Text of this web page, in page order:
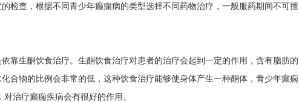
检查，根据不同青少年癫痫病的类型选择不同药物治疗，一般服药期间不可擅
靠生酮饮食治疗。生酮饮食治疗对患者的治疗会起到一定的作用，含有脂肪的
合物的比例会非常的低，这种饮食治疗能够使身体产生一种酮体， 青少年癫痫
治疗癫痫疾病会有很好的作用。